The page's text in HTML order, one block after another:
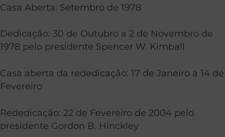
Casa Aberta: Setembro de 1978
Dedicação: 30 de Outubro a 2 de Novembro de
1978 pelo presidente Spencer W. Kimball
Casa aberta da rededicação: 17 de Janeiro a 14 de
Fevereiro
Rededicação: 22 de Fevereiro de 2004 pelo
presidente Gordon B. Hinckley